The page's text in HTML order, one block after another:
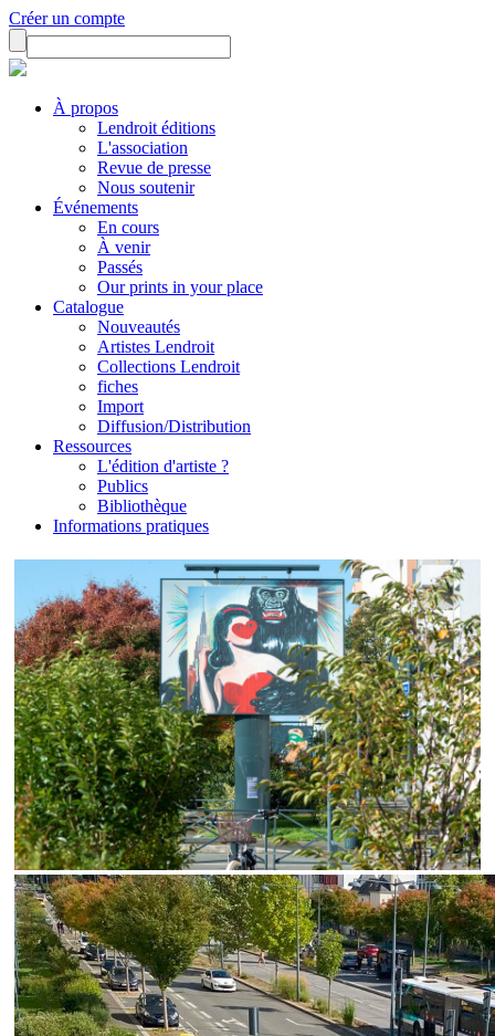
Créer un compte
À propos
Lendroit éditions
L'association
Revue de presse
Nous soutenir
Événements
En cours
À venir
Passés
Our prints in your place
Catalogue
Nouveautés
Artistes Lendroit
Collections Lendroit
fiches
Import
Diffusion/Distribution
Ressources
L'édition d'artiste ?
Publics
Bibliothèque
Informations pratiques